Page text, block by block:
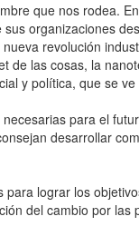
que nos rodea.
organizaciones
revolución
de las cosas, la
y política, que se
para el
desarrollar
lograr los
del cambio por las